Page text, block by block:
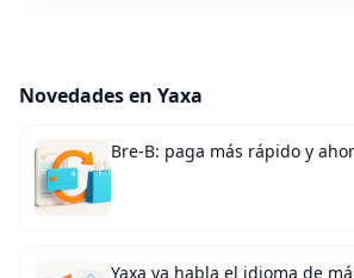
Novedades en Yaxa
Bre-B: paga más rápido y
Yaxa ya habla el idioma de